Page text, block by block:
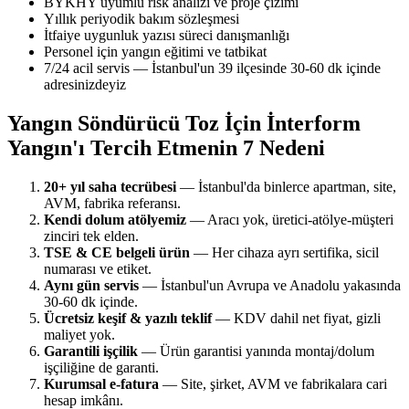
Yıllık periyodik bakım sözleşmesi
İtfaiye uygunluk yazısı süreci danışmanlığı
Personel için yangın eğitimi ve tatbikat
7/24 acil servis — İstanbul'un 39 ilçesinde 30-60 dk içinde
adresinizdeyiz
Yangın Söndürücü Toz İçin İnterform
Yangın'ı Tercih Etmenin 7 Nedeni
20+ yıl saha tecrübesi — İstanbul'da binlerce apartman, site,
AVM, fabrika referansı.
Kendi dolum atölyemiz — Aracı yok, üretici-atölye-müşteri
zinciri tek elden.
TSE & CE belgeli ürün — Her cihaza ayrı sertifika, sicil
numarası ve etiket.
Aynı gün servis — İstanbul'un Avrupa ve Anadolu yakasında
30-60 dk içinde.
Ücretsiz keşif & yazılı teklif— KDV dahil net fiyat, gizli
maliyet yok.
Garantili işçilik — Ürün garantisi yanında montaj/dolum
işçiliğine de garanti.
Kurumsal e-fatura — Site, şirket, AVM ve fabrikalara cari
hesap imkânı.